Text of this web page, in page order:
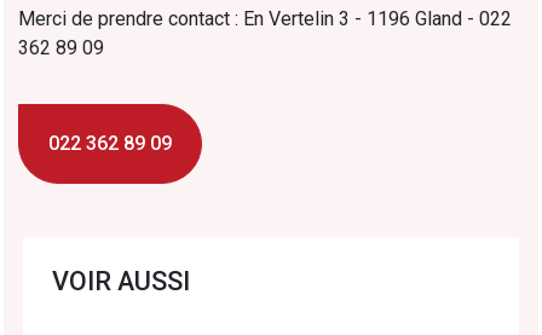
Merci de prendre contact : En Vertelin 3 - 1196 Gland - 022
362 89 09
022 362 89 09
VOIR AUSSI